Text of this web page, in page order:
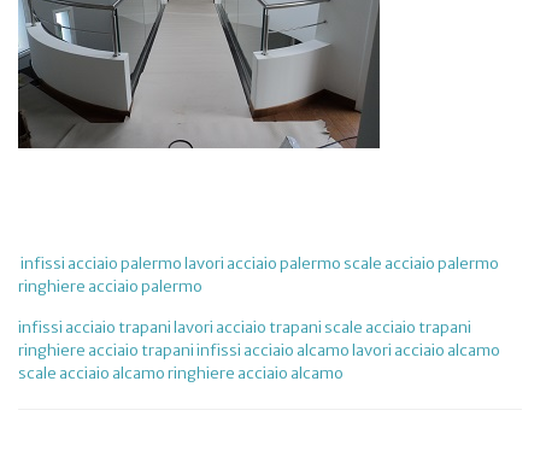
infissi acciaio palermolavori acciaio palermo scale acciaio palermo
ringhiere acciaio palermo
infissi acciaio trapanilavori acciaio trapani scale acciaio trapani
ringhiere acciaio trapaniinfissi acciaio alcamolavori acciaio alcamo
scale acciaio alcamoringhiere acciaio alcamo